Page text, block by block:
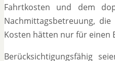
Fahrtkosten und dem
Nachmittagsbetreuung,
Kosten hätten nur für einen
Berücksichtigungsfähig